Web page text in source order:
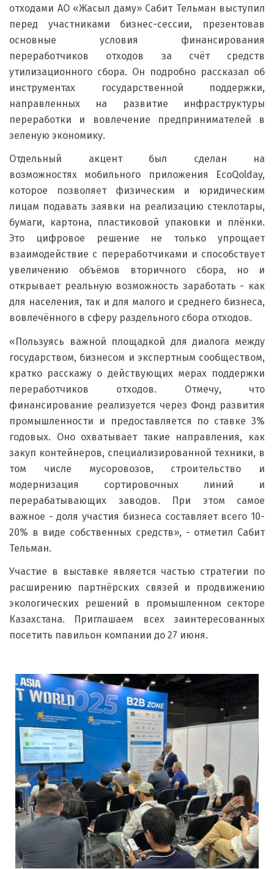
отходами АО «Жасыл даму» Сабит Тельман выступил
перед участниками бизнес-сессии, презентовав
основные условия финансирования
переработчиков отходов за счёт средств
утилизационного сбора. Он подробно рассказал об
инструментах государственной поддержки,
направленных на развитие инфраструктуры
переработки и вовлечение предпринимателей в
зеленую экономику.
Отдельный акцент был сделан на
возможностях
мобильного приложения EcoQolday,
которое позволяет физическим и юридическим
лицам подавать заявки на реализацию стеклотары,
бумаги, картона, пластиковой упаковки и плёнки.
Это цифровое решение не только упрощает
взаимодействие с переработчиками и способствует
увеличению объёмов вторичного сбора, но и
открывает реальную возможность заработать - как
для населения, так и для малого и среднего бизнеса,
вовлечённого в сферу раздельного сбора отходов.
«Пользуясь важной площадкой для диалога между
государством, бизнесом и экспертным сообществом,
кратко расскажу о действующих мерах поддержки
переработчиков отходов. Отмечу, что
финансирование реализуется через Фонд развития
промышленности и предоставляется по ставке 3%
годовых. Оно охватывает такие направления, как
закуп контейнеров, специализированной техники, в
том числе мусоровозов, строительство и
модернизация сортировочных линий и
перерабатывающих заводов. При этом самое
важное - доля участия бизнеса составляет всего 10-
20% в виде собственных средств», - отметил Сабит
Тельман.
Участие в выставке является частью стратегии по
расширению партнёрских связей и продвижению
экологических решений в промышленном секторе
Казахстана. Приглашаем всех заинтересованных
посетить павильон компании до 27 июня.